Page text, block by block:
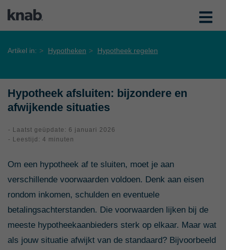
Artikel in: Hypotheken Hypotheek regelen
Hypotheek afsluiten: bijzondere en
afwijkende situaties
- Laatst geüpdate: 6 januari 2026
- Leestijd: 4 minuten
Om een hypotheek af te sluiten, moet je aan
verschillende voorwaarden voldoen. Denk aan eisen
rondom inkomen, schulden en eventuele
betalingsachterstanden. Die voorwaarden lijken bij de
meeste hypotheekaanbieders sterk op elkaar. Maar wat
als jouw situatie afwijkt van de standaard? Bijvoorbeeld